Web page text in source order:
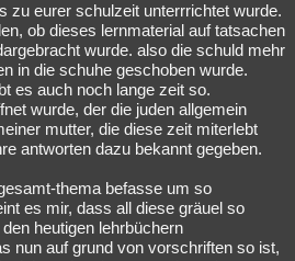
zu eurer schulzeit unterrrichtet wurde.
ob dieses lernmaterial auf tatsachen
wurde. also die schuld mehr
in die schuhe geschoben wurde.
es auch noch lange zeit so.
wurde, der die juden allgemein
mutter, die diese zeit miterlebt
antworten dazu bekannt gegeben.
thema befasse um so
es mir, dass all diese gräuel so
heutigen lehrbüchern
nun auf grund von vorschriften so ist,